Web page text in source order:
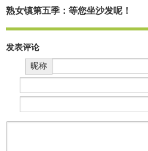
熟女镇第五季：等您坐沙发呢！
发表评论
昵称